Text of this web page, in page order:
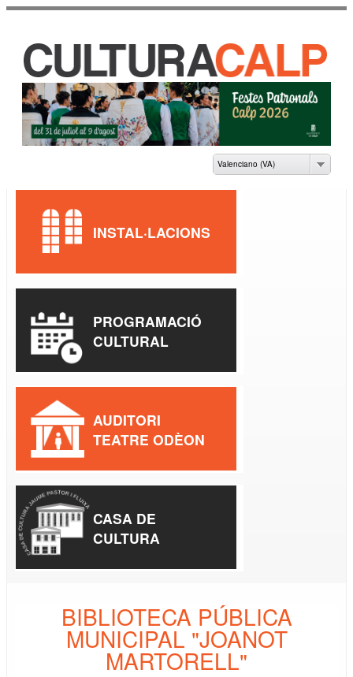
CASA DE CULTURA
JAUME PASTOR I
Valenciano (VA)
BIBLIOTECA PÚBLICA
MUNICIPAL "JOANOT
MARTORELL"
INSTAL·LACIONS
PROGRAMACIÓ
CULTURAL
AUDITORI
TEATRE ODÈON
CASA DE
CULTURA